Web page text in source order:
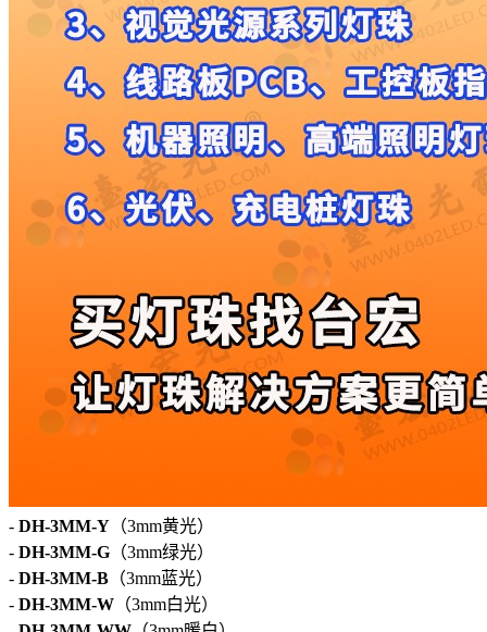
- DH-3MM-Y （3mm黄光）
- DH-3MM-G （3mm绿光）
- DH-3MM-B （3mm蓝光）
- DH-3MM-W （3mm白光）